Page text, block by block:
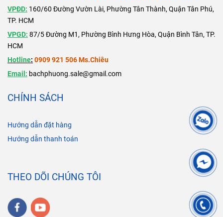
VPĐD: 160/60 Đường Vườn Lài, Phường Tân Thành, Quận Tân Phú,
TP. HCM
VPGD: 87/5 Đường M1, Phường Bình Hưng Hòa, Quận Bình Tân, TP.
HCM
Hotline: 0909 921 506 Ms.Chiêu
Email: bachphuong.sale@gmail.com
CHÍNH SÁCH
Hướng dẫn đặt hàng
Hướng dẫn thanh toán
THEO DÕI CHÚNG TÔI